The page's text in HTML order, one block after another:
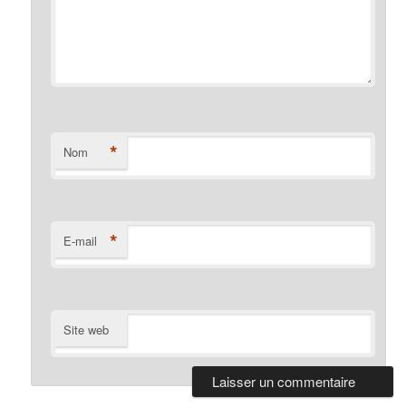
Nom *
E-mail *
Site web